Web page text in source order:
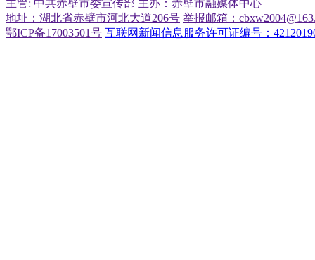
主管: 中共赤壁市委宣传部 主办：赤壁市融媒体中心
地址：湖北省赤壁市河北大道206号 举报邮箱：
鄂ICP备17003501号 互联网新闻信息服务许可证编号：